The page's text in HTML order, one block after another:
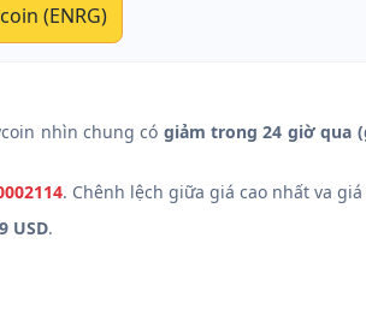
(ENRG)
nhìn chung có giảm trong 24 giờ qua
. Chênh lệch giữa giá cao nhất va
USD.